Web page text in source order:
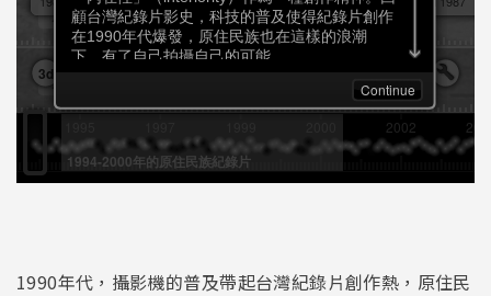
1990年代，攝影機的普及帶起台灣紀錄片創作熱，原住民